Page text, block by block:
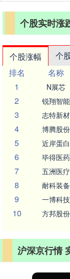
个股实时涨
个股涨幅 个
排名
名称
1
N展芯
2 锐翔智能
3 志特新材
4 博腾股份
5 近岸蛋白
6 毕得医药
7 五洲医疗
8 耐科装备
9 一博科技
10 方邦股份
沪深京行情